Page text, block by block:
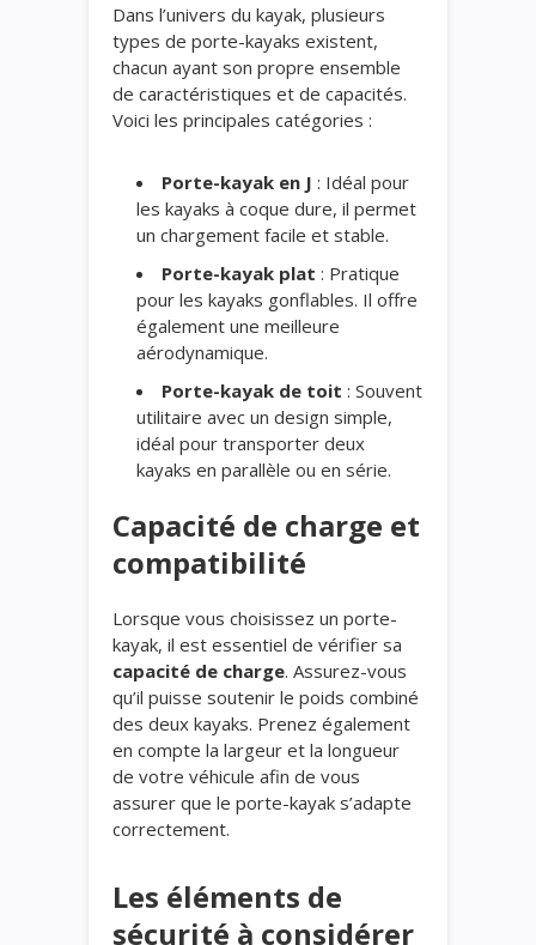
Dans l’univers du kayak, plusieurs
types de porte-kayaks existent,
chacun ayant son propre ensemble
de caractéristiques et de capacités.
Voici les principales catégories :
Porte-kayak en J : Idéal pour
les kayaks à coque dure, il permet
un chargement facile et stable.
Porte-kayak plat : Pratique
pour les kayaks gonflables. Il offre
également une meilleure
aérodynamique.
Porte-kayak de toit : Souvent
utilitaire avec un design simple,
idéal pour transporter deux
kayaks en parallèle ou en série.
Capacité de charge et
compatibilité
Lorsque vous choisissez un porte-
kayak, il est essentiel de vérifier sa
capacité de charge. Assurez-vous
qu’il puisse soutenir le poids combiné
des deux kayaks. Prenez également
en compte la largeur et la longueur
de votre véhicule afin de vous
assurer que le porte-kayak s’adapte
correctement.
Les éléments de
sécurité à considérer